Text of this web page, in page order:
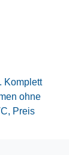
Komplett
ohne
Preis